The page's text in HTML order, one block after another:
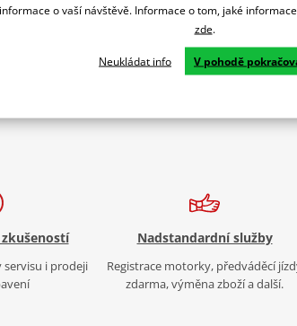
i prodeji
Nadstandardní služby
Registrace motorky, předváděcí
zdarma, výměna zboží a další.
o vaší návštěvě. Informace o tom, jaké
zde.
Neukládat info V pohodě